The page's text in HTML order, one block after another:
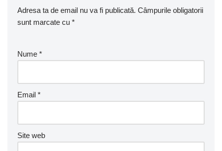
Adresa ta de email nu va fi publicată. Câmpurile obligatorii
sunt marcate cu *
Nume *
Email *
Site web